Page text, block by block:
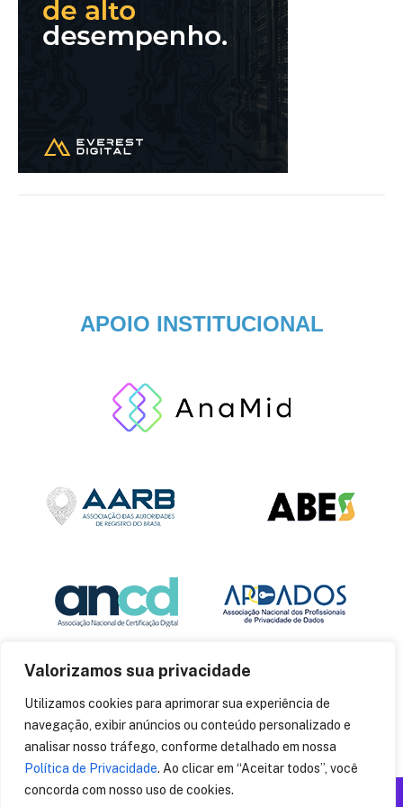
Valorizamos sua privacidade
Utilizamos cookies para aprimorar sua experiência de
navegação, exibir anúncios ou conteúdo personalizado e
analisar nosso tráfego, conforme detalhado em nossa
Política de Privacidade. Ao clicar em “Aceitar todos”, você
concorda com nosso uso de cookies.
APOIO INSTITUCIONAL